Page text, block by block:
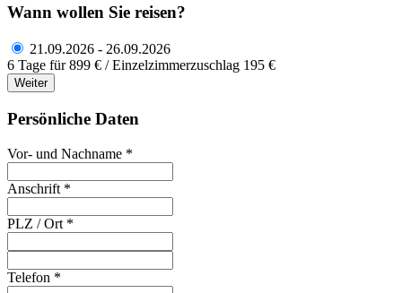
Wann wollen Sie reisen?
21.09.2026 - 26.09.2026
6 Tage für 899 € / Einzelzimmerzuschlag 195 €
Weiter
Persönliche Daten
Vor- und Nachname *
Anschrift *
PLZ / Ort *
Telefon *